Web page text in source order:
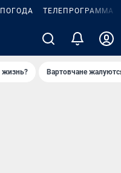
ПОГОДА ТЕЛЕПРОГРАММА
жизнь? Вартовчане